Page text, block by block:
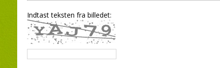
Indtast teksten fra billedet: